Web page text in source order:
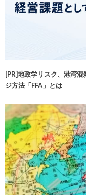
[PR]地政学リスク、港湾
ジ方法「FFA」とは